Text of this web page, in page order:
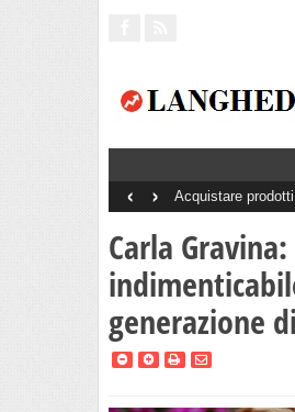
Acquistare
senza minimo
‹ ›
Carla
generazione